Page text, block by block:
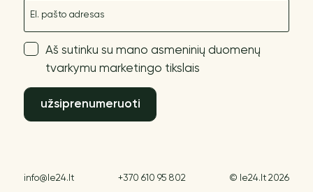
Aš sutinku su mano asmeninių duomenų
tvarkymu marketingo tikslais
užsiprenumeruoti
info@le24.lt +370 610 95 802 © le24.lt 2026